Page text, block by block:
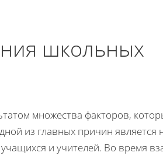
школьных
множества факторов,
из главных причин является
и учителей. Во время